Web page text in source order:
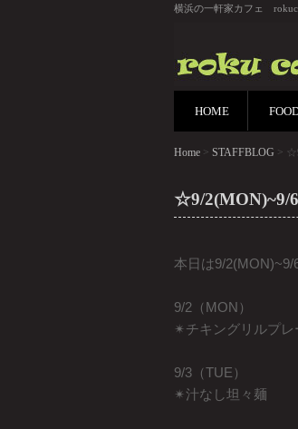
横浜の一軒家カフェ
HOME
Home > STAFFBLOG >
☆9/2(MON)~9/
本日は9/2(MON)~9/
9/2（MON）
✴︎チキングリルプレ
9/3（TUE）
✴︎汁なし坦々麺